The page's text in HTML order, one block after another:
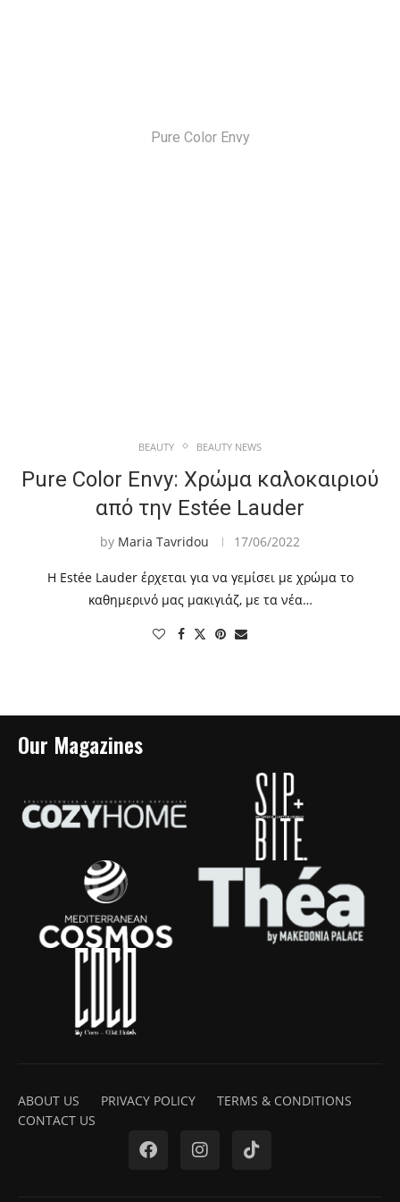
Pure Color Envy
BEAUTY BEAUTY NEWS
Pure Color Envy: Χρώμα καλοκαιριού
από την Estée Lauder
by Maria Tavridou 17/06/2022
Η Estée Lauder έρχεται για να γεμίσει με χρώμα το
καθημερινό μας μακιγιάζ, με τα νέα…
Our Magazines
ABOUT US PRIVACY POLICY
TERMS & CONDITIONS
CONTACT US